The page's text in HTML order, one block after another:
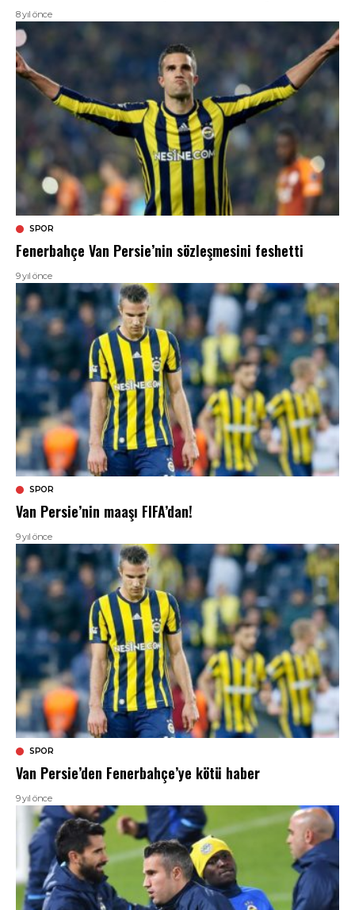
8 yıl önce
SPOR
Fenerbahçe Van Persie’nin sözleşmesini feshetti
9 yıl önce
SPOR
Van Persie’nin maaşı FIFA’dan!
9 yıl önce
SPOR
Van Persie’den Fenerbahçe’ye kötü haber
9 yıl önce